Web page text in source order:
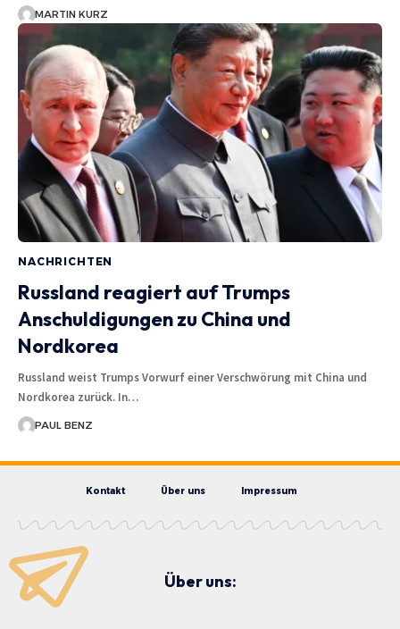
MARTIN KURZ
NACHRICHTEN
Russland reagiert auf Trumps
Anschuldigungen zu China und
Nordkorea
Russland weist Trumps Vorwurf einer Verschwörung mit China und
Nordkorea zurück. In…
PAUL BENZ
Kontakt Über uns Impressum
Über uns: